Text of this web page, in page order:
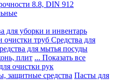
8.8, DIN 912
для уборки и инвентарь
очистки труб Средства для
для мытья посуды
плит ... Показать все
очистки рук
защитные средства Пасты для